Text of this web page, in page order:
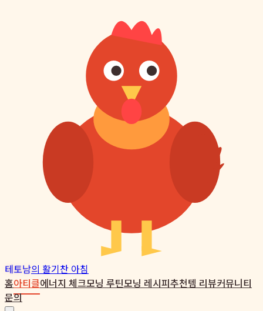
테토남의 활기찬 아침
홈아티클에너지 체크모닝 루틴모닝 레시피추천템 리뷰커뮤니티
문의